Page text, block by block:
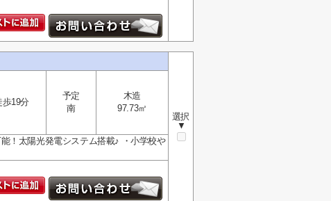
選択
▼
歩19分
予定
南
木造
97.73㎡
！太陽光発電システム搭載♪ ・小学校や